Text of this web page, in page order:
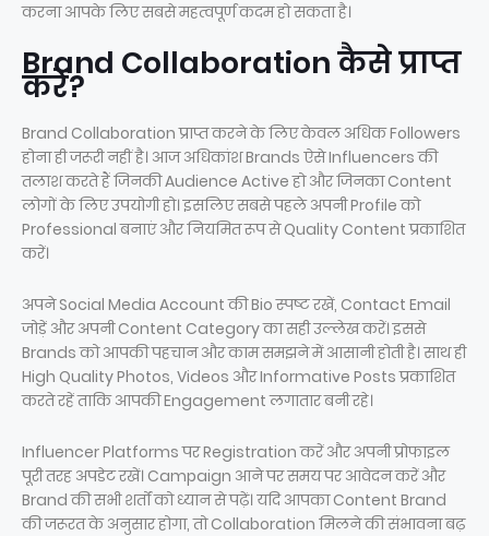
करना आपके लिए सबसे महत्वपूर्ण कदम हो सकता है।
Brand Collaboration कैसे प्राप्त
करें?
Brand Collaboration प्राप्त करने के लिए केवल अधिक Followers
होना ही जरूरी नहीं है। आज अधिकांश Brands ऐसे Influencers की
तलाश करते हैं जिनकी Audience Active हो और जिनका Content
लोगों के लिए उपयोगी हो। इसलिए सबसे पहले अपनी Profile को
Professional बनाएं और नियमित रूप से Quality Content प्रकाशित
करें।
अपने Social Media Account की Bio स्पष्ट रखें, Contact Email
जोड़ें और अपनी Content Category का सही उल्लेख करें। इससे
Brands को आपकी पहचान और काम समझने में आसानी होती है। साथ ही
High Quality Photos, Videos और Informative Posts प्रकाशित
करते रहें ताकि आपकी Engagement लगातार बनी रहे।
Influencer Platforms पर Registration करें और अपनी प्रोफाइल
पूरी तरह अपडेट रखें। Campaign आने पर समय पर आवेदन करें और
Brand की सभी शर्तों को ध्यान से पढ़ें। यदि आपका Content Brand
की जरूरत के अनुसार होगा, तो Collaboration मिलने की संभावना बढ़